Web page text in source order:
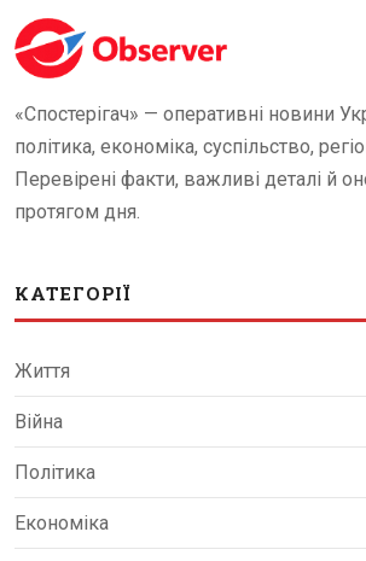
«Спостерігач» — оперативні новини
політика, економіка, суспільство,
Перевірені факти, важливі деталі й
протягом дня.
КАТЕГОРІЇ
Життя
Війна
Політика
Економіка